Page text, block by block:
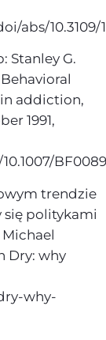
abs/10.3109/
Stanley G.
addiction,
1991,
trendzie
się politykami
Dry: why
why-